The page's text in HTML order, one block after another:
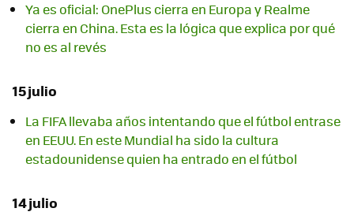
Ya es oficial: OnePlus cierra en Europa y Realme
cierra en China. Esta es la lógica que explica por qué
no es al revés
15 julio
La FIFA llevaba años intentando que el fútbol entrase
en EEUU. En este Mundial ha sido la cultura
estadounidense quien ha entrado en el fútbol
14 julio